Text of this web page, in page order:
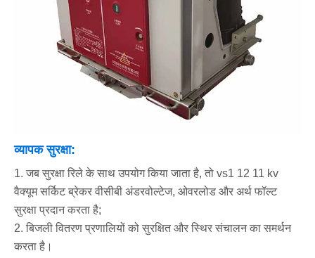
व्यापक सुरक्षा:
1. जब सुरक्षा रिले के साथ उपयोग किया जाता है, तो vs1 12 11 kv
वैक्यूम सर्किट ब्रेकर वीसीबी अंडरवोल्टेज, ओवरलोड और अर्थ फॉल्ट
सुरक्षा प्रदान करता है;
2. बिजली वितरण प्रणालियों को सुरक्षित और स्थिर संचालन का समर्थन
करता है।